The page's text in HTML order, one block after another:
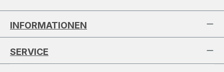
INFORMATIONEN
SERVICE